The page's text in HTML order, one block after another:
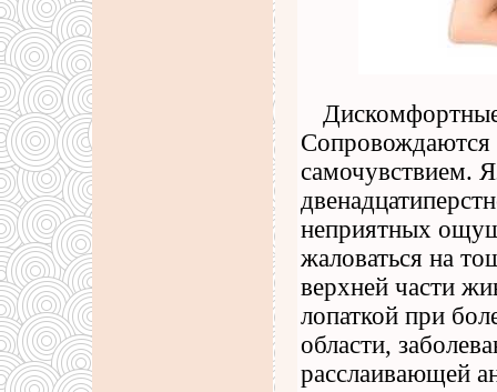
самочувствием.
неприятных
жаловаться на
верхней части
лопаткой при
области,
расслаивающей